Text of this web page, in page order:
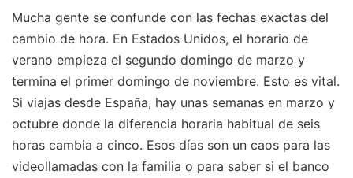
Mucha gente se confunde con las fechas exactas del
cambio de hora. En Estados Unidos, el horario de
verano empieza el segundo domingo de marzo y
termina el primer domingo de noviembre. Esto es vital.
Si viajas desde España, hay unas semanas en marzo y
octubre donde la diferencia horaria habitual de seis
horas cambia a cinco. Esos días son un caos para las
videollamadas con la familia o para saber si el banco